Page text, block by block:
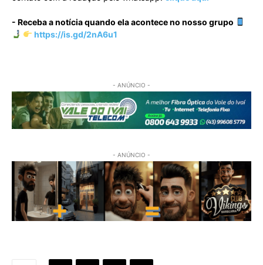
- Receba a notícia quando ela acontece no nosso grupo
https://is.gd/2nA6u1
- ANÚNCIO -
- ANÚNCIO -